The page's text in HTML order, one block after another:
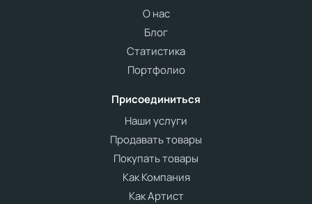
О нас
Блог
Статистика
Портфолио
Присоединиться
Наши услуги
Продавать товары
Покупать товары
Как Компания
Как Артист